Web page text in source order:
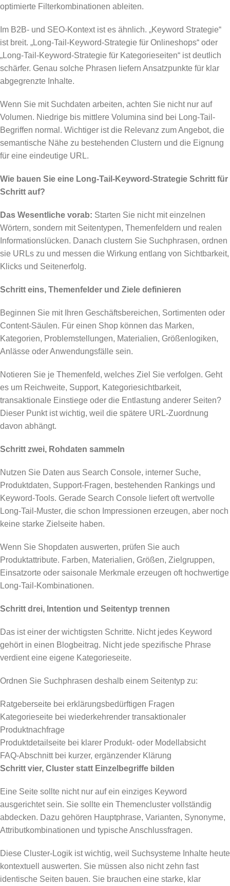
optimierte Filterkombinationen ableiten.
Im B2B- und SEO-Kontext ist es ähnlich. „Keyword Strategie“
ist breit. „Long-Tail-Keyword-Strategie für Onlineshops“ oder
„Long-Tail-Keyword-Strategie für Kategorieseiten“ ist deutlich
schärfer. Genau solche Phrasen liefern Ansatzpunkte für klar
abgegrenzte Inhalte.
Wenn Sie mit Suchdaten arbeiten, achten Sie nicht nur auf
Volumen. Niedrige bis mittlere Volumina sind bei Long-Tail-
Begriffen normal. Wichtiger ist die Relevanz zum Angebot, die
semantische Nähe zu bestehenden Clustern und die Eignung
für eine eindeutige URL.
Wie bauen Sie eine Long-Tail-Keyword-Strategie Schritt für
Schritt auf?
Das Wesentliche vorab: Starten Sie nicht mit einzelnen
Wörtern, sondern mit Seitentypen, Themenfeldern und realen
Informationslücken. Danach clustern Sie Suchphrasen, ordnen
sie URLs zu und messen die Wirkung entlang von Sichtbarkeit,
Klicks und Seitenerfolg.
Schritt eins, Themenfelder und Ziele definieren
Beginnen Sie mit Ihren Geschäftsbereichen, Sortimenten oder
Content-Säulen. Für einen Shop können das Marken,
Kategorien, Problemstellungen, Materialien, Größenlogiken,
Anlässe oder Anwendungsfälle sein.
Notieren Sie je Themenfeld, welches Ziel Sie verfolgen. Geht
es um Reichweite, Support, Kategoriesichtbarkeit,
transaktionale Einstiege oder die Entlastung anderer Seiten?
Dieser Punkt ist wichtig, weil die spätere URL-Zuordnung
davon abhängt.
Schritt zwei, Rohdaten sammeln
Nutzen Sie Daten aus Search Console, interner Suche,
Produktdaten, Support-Fragen, bestehenden Rankings und
Keyword-Tools. Gerade Search Console liefert oft wertvolle
Long-Tail-Muster, die schon Impressionen erzeugen, aber noch
keine starke Zielseite haben.
Wenn Sie Shopdaten auswerten, prüfen Sie auch
Produktattribute. Farben, Materialien, Größen, Zielgruppen,
Einsatzorte oder saisonale Merkmale erzeugen oft hochwertige
Long-Tail-Kombinationen.
Schritt drei, Intention und Seitentyp trennen
Das ist einer der wichtigsten Schritte. Nicht jedes Keyword
gehört in einen Blogbeitrag. Nicht jede spezifische Phrase
verdient eine eigene Kategorieseite.
Ordnen Sie Suchphrasen deshalb einem Seitentyp zu:
Ratgeberseite bei erklärungsbedürftigen Fragen
Kategorieseite bei wiederkehrender transaktionaler
Produktnachfrage
Produktdetailseite bei klarer Produkt- oder Modellabsicht
FAQ-Abschnitt bei kurzer, ergänzender Klärung
Schritt vier, Cluster statt Einzelbegriffe bilden
Eine Seite sollte nicht nur auf ein einziges Keyword
ausgerichtet sein. Sie sollte ein Themencluster vollständig
abdecken. Dazu gehören Hauptphrase, Varianten, Synonyme,
Attributkombinationen und typische Anschlussfragen.
Diese Cluster-Logik ist wichtig, weil Suchsysteme Inhalte heute
kontextuell auswerten. Sie müssen also nicht zehn fast
identische Seiten bauen. Sie brauchen eine starke, klar